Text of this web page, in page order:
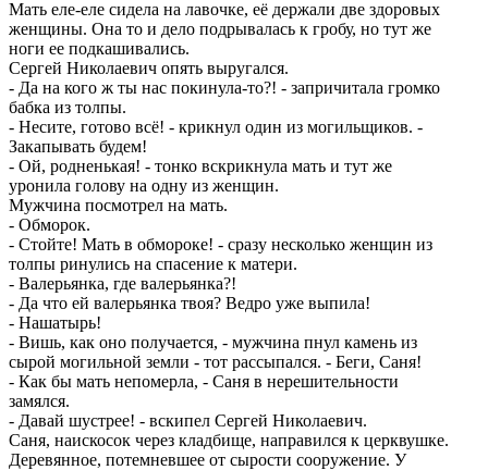
Мать еле-еле сидела на лавочке, её держали две здоровых
женщины. Она то и дело подрывалась к гробу, но тут же
ноги ее подкашивались.
Сергей Николаевич опять выругался.
- Да на кого ж ты нас покинула-то?! - запричитала громко
бабка из толпы.
- Несите, готово всё! - крикнул один из могильщиков. -
Закапывать будем!
- Ой, родненькая! - тонко вскрикнула мать и тут же
уронила голову на одну из женщин.
Мужчина посмотрел на мать.
- Обморок.
- Стойте! Мать в обмороке! - сразу несколько женщин из
толпы ринулись на спасение к матери.
- Валерьянка, где валерьянка?!
- Да что ей валерьянка твоя? Ведро уже выпила!
- Нашатырь!
- Вишь, как оно получается, - мужчина пнул камень из
сырой могильной земли - тот рассыпался. - Беги, Саня!
- Как бы мать непомерла, - Саня в нерешительности
замялся.
- Давай шустрее! - вскипел Сергей Николаевич.
Саня, наискосок через кладбище, направился к церквушке.
Деревянное, потемневшее от сырости сооружение. У